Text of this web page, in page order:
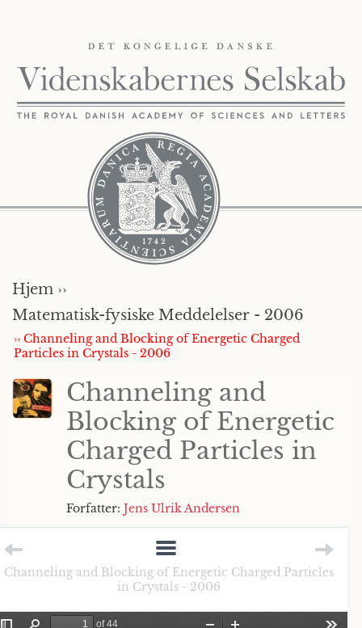
Hjem ››
Matematisk-fysiske Meddelelser - 2006
›› Channeling and Blocking of Energetic Charged
Particles in Crystals - 2006
Channeling and
Blocking of Energetic
Charged Particles in
Crystals
Forfatter: Jens Ulrik Andersen
Channeling and Blocking of Energetic Charged Particles
in Crystals - 2006